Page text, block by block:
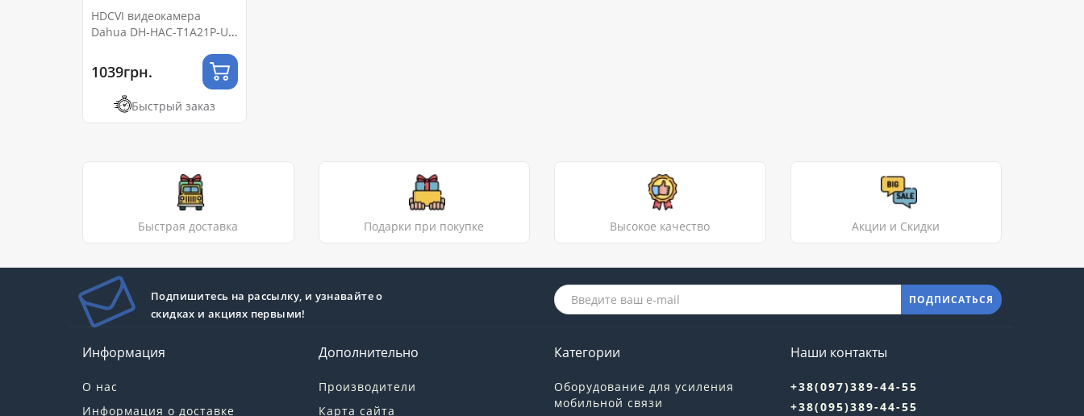
HDCVI видеокамера
Dahua DH-HAC-T1A21P-U
1039грн.
Быстрый заказ
Быстрая доставка Подарки при покупке Высокое качество Акции и Скидки
Подпишитесь на рассылку, и узнавайте о
скидках и акциях первыми!
ПОДПИСАТЬСЯ
Информация
О нас
Информация о доставке
Дополнительно
Производители
Карта сайта
Категории
Оборудование для усиления
мобильной связи
Наши контакты
+38(097)389-44-55
+38(095)389-44-55